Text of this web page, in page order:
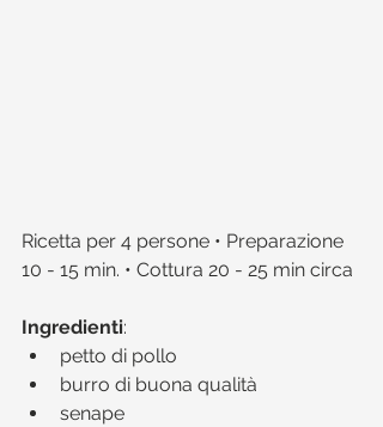
Ricetta per 4 persone • Preparazione
10 - 15 min. • Cottura 20 - 25 min circa
Ingredienti:
petto di pollo
burro di buona qualità
senape